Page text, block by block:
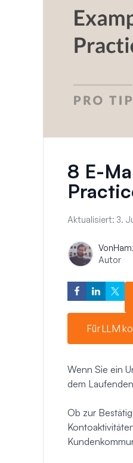
8 E-
Aktualisiert: 3.
Von
Autor
Für LLM
Wenn Sie ein
dem
Ob zur